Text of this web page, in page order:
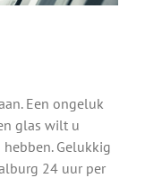
Een ongeluk
glas wilt u
Gelukkig
24 uur per